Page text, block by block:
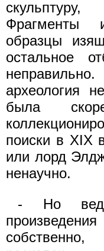
Фрагменты
образцы
остальное
археология
была
поиски в XIX
или лорд
ненаучно.
- Но